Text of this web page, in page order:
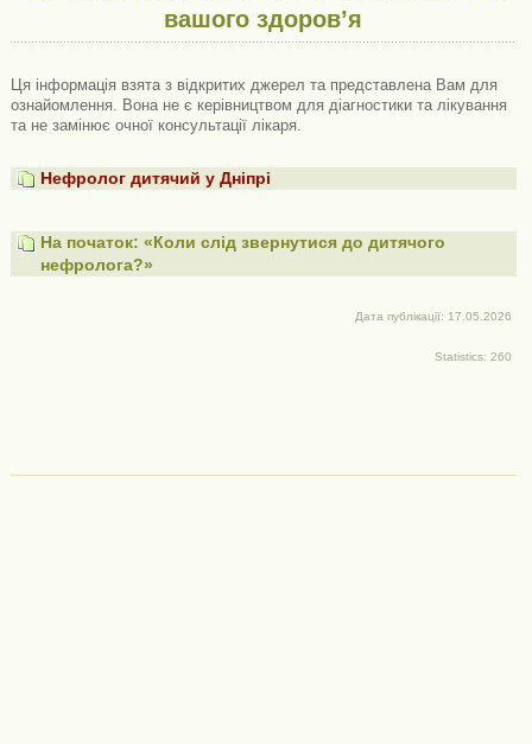
вашого здоров’я
Ця інформація взята з відкритих джерел та представлена ​​Вам для
ознайомлення. Вона не є керівництвом для діагностики та лікування
та не замінює очної консультації лікаря.
Нефролог дитячий у Дніпрі
На початок: «Коли слід звернутися до дитячого
нефролога?»
Дата публікації: 17.05.2026
Statistics: 260